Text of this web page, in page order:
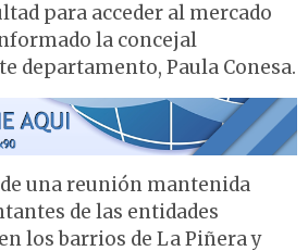
para acceder al mercado
la concejal
departamento, Paula Conesa.
una reunión mantenida
de las entidades
los barrios de La Piñera y